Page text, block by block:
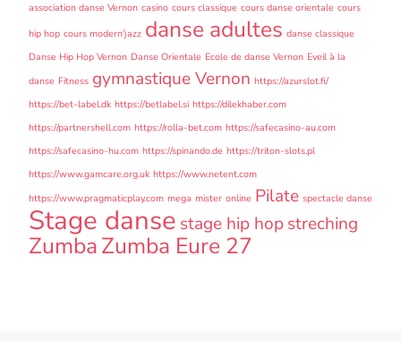
association danse Vernon casino cours classique cours danse orientale cours
hip hop cours modern'jazz danse adultes danse classique
Danse Hip Hop Vernon Danse Orientale Ecole de danse Vernon Eveil à la
danse Fitness gymnastique Vernon https://azurslot.fi/
https://bet-label.dk https://betlabel.si https://dilekhaber.com
https://partnershell.com https://rolla-bet.com https://safecasino-au.com
https://safecasino-hu.com https://spinando.de https://triton-slots.pl
https://www.gamcare.org.uk https://www.netent.com
https://www.pragmaticplay.com mega mister online Pilate spectacle danse
Stage danse stage hip hopstreching
ZumbaZumba Eure 27